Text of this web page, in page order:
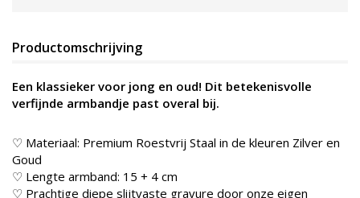
Productomschrijving
Een klassieker voor jong en oud! Dit betekenisvolle
verfijnde armbandje past overal bij.
♡ Materiaal: Premium Roestvrij Staal in de kleuren Zilver en
Goud
♡ Lengte armband: 15 + 4 cm
♡ Prachtige diepe slijtvaste gravure door onze eigen